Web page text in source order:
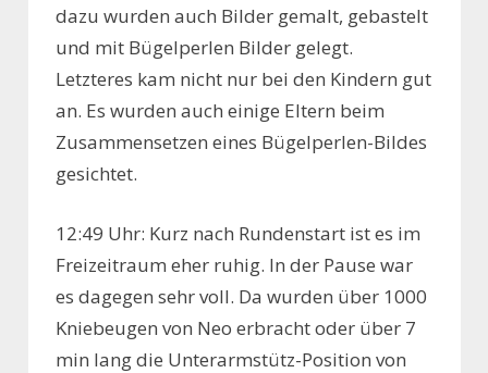
dazu wurden auch Bilder gemalt, gebastelt
und mit Bügelperlen Bilder gelegt.
Letzteres kam nicht nur bei den Kindern gut
an. Es wurden auch einige Eltern beim
Zusammensetzen eines Bügelperlen-Bildes
gesichtet.
12:49 Uhr: Kurz nach Rundenstart ist es im
Freizeitraum eher ruhig. In der Pause war
es dagegen sehr voll. Da wurden über 1000
Kniebeugen von Neo erbracht oder über 7
min lang die Unterarmstütz-Position von